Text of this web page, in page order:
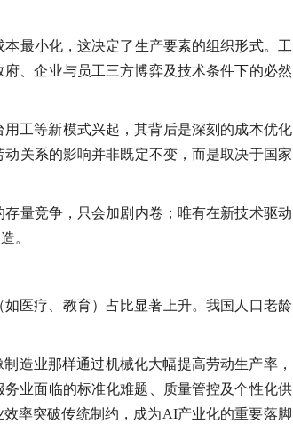
最小化，这决定了生产要素的组织形式。工
、企业与员工三方博弈及技术条件下的必然
工等新模式兴起，其背后是深刻的成本优化
关系的影响并非既定不变，而是取决于国家
量竞争，只会加剧内卷；唯有在新技术驱动
。
医疗、教育）占比显著上升。我国人口老龄
造业那样通过机械化大幅提高劳动生产率，
业面临的标准化难题、质量管控及个性化供
率突破传统制约，成为AI产业化的重要落脚